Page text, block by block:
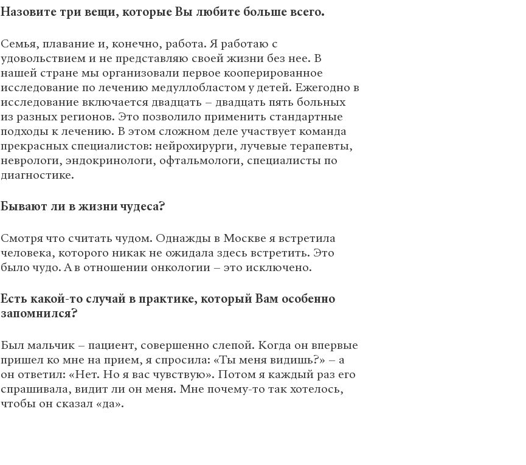
Назовите три вещи, которые Вы любите больше всего.
Семья, плавание и, конечно, работа. Я работаю с
удовольствием и не представляю своей жизни без нее. В
нашей стране мы организовали первое кооперированное
исследование по лечению медуллобластом у детей. Ежегодно в
исследование включается двадцать – двадцать пять больных
из разных регионов. Это позволило применить стандартные
подходы к лечению. В этом сложном деле участвует команда
прекрасных специалистов: нейрохирурги, лучевые терапевты,
неврологи, эндокринологи, офтальмологи, специалисты по
диагностике.
Бывают ли в жизни чудеса?
Смотря что считать чудом. Однажды в Москве я встретила
человека, которого никак не ожидала здесь встретить. Это
было чудо. А в отношении онкологии – это исключено.
Есть какой-то случай в практике, который Вам особенно
запомнился?
Был мальчик – пациент, совершенно слепой. Когда он впервые
пришел ко мне на прием, я спросила: «Ты меня видишь?» – а
он ответил: «Нет. Но я вас чувствую». Потом я каждый раз его
спрашивала, видит ли он меня. Мне почему-то так хотелось,
чтобы он сказал «да».